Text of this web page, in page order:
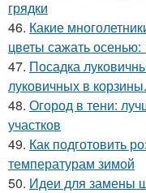
грядки
46. Какие
цветы сажать
47. Посадка
луковичных в корзины.
48. Огород в тени:
участков
49. Как подготовить
температурам зимой
50. Идеи для замены